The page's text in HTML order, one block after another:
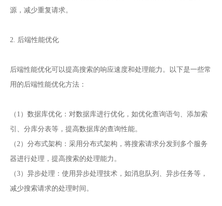
源，减少重复请求。
2. 后端性能优化
后端性能优化可以提高搜索的响应速度和处理能力。以下是一些常
用的后端性能优化方法：
（1）数据库优化：对数据库进行优化，如优化查询语句、添加索
引、分库分表等，提高数据库的查询性能。
（2）分布式架构：采用分布式架构，将搜索请求分发到多个服务
器进行处理，提高搜索的处理能力。
（3）异步处理：使用异步处理技术，如消息队列、异步任务等，
减少搜索请求的处理时间。